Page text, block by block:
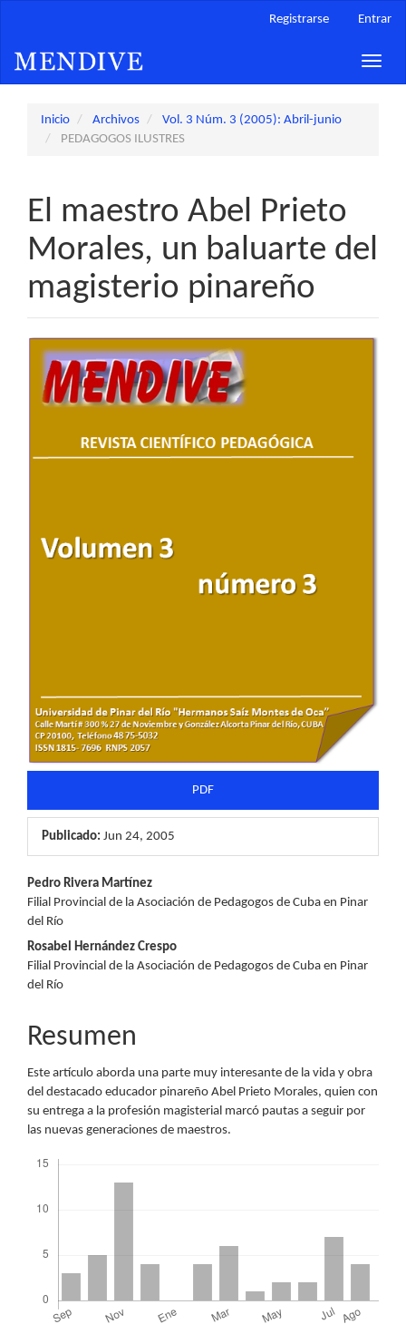
principal
Barra
Registrarse Entrar
Toggle
Inicio Archivos
Vol. 3 Núm. 3 (2005): Abril-junio
PEDAGOGOS ILUSTRES
El maestro Abel Prieto
Morales, un baluarte del
magisterio pinareño
Barra
lateral
del
artículo
PDF
Publicado: Jun 24, 2005
Contenido
principal
del
artículo
Pedro Rivera Martínez
Filial Provincial de la Asociación de Pedagogos de Cuba en Pinar
del Río
Rosabel Hernández Crespo
Filial Provincial de la Asociación de Pedagogos de Cuba en Pinar
del Río
Resumen
Este artículo aborda una parte muy interesante de la vida y obra
del destacado educador pinareño Abel Prieto Morales, quien con
su entrega a la profesión magisterial marcó pautas a seguir por
las nuevas generaciones de maestros.